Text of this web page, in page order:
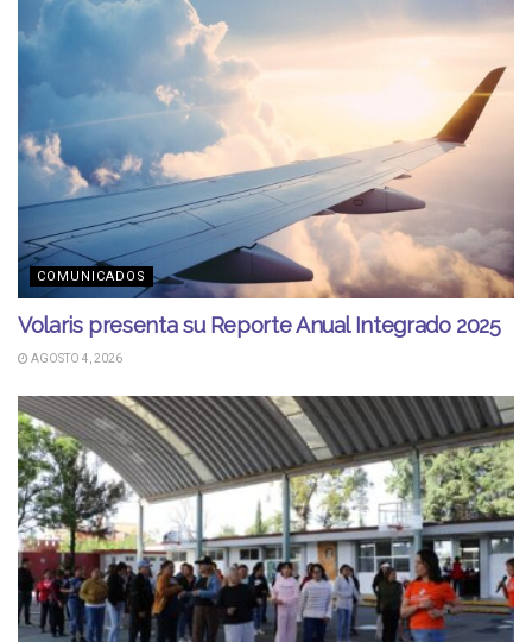
COMUNICADOS
Volaris presenta su Reporte Anual Integrado 2025
AGOSTO 4, 2026